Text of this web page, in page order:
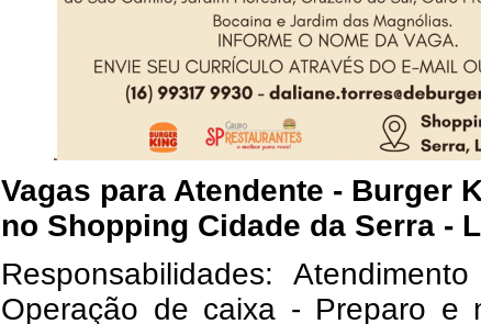
Vagas para Atendente - Burger
no Shopping Cidade da Serra -
Responsabilidades:
Operação de caixa - Preparo e